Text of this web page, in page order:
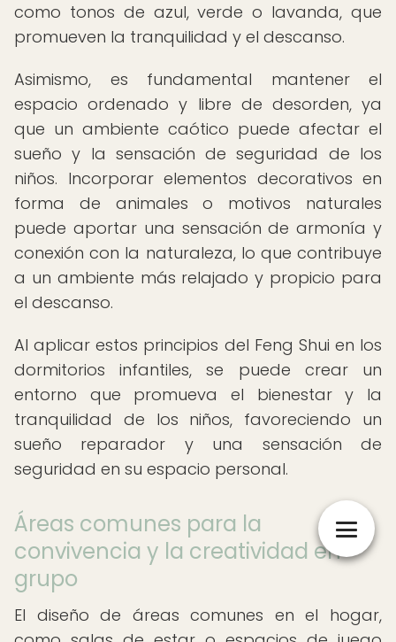
como tonos de azul, verde o lavanda, que
promueven la tranquilidad y el descanso.
Asimismo, es fundamental mantener el
espacio ordenado y libre de desorden, ya
que un ambiente caótico puede afectar el
sueño y la sensación de seguridad de los
niños. Incorporar elementos decorativos en
forma de animales o motivos naturales
puede aportar una sensación de armonía y
conexión con la naturaleza, lo que contribuye
a un ambiente más relajado y propicio para
el descanso.
Al aplicar estos principios del Feng Shui en los
dormitorios infantiles, se puede crear un
entorno que promueva el bienestar y la
tranquilidad de los niños, favoreciendo un
sueño reparador y una sensación de
seguridad en su espacio personal.
Áreas comunes para la
convivencia y la creatividad en
grupo
El diseño de áreas comunes en el hogar,